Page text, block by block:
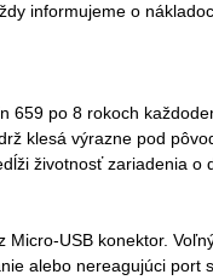
informujeme o
659 po 8 rokoch
klesá výrazne pod
životnosť zariadenia o
Micro-USB konektor.
alebo nereagujúci port